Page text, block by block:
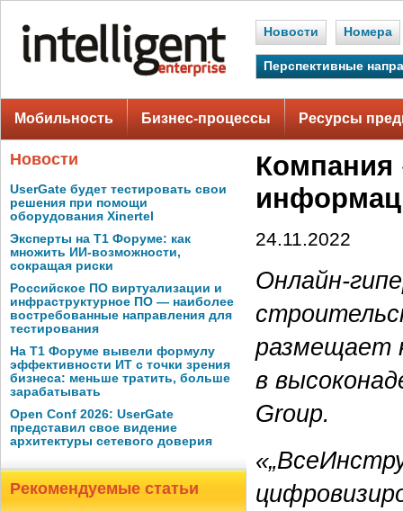
Новости Номера
Перспективные
Мобильность Бизнес-процессы Ресурсы
Новости
UserGate будет тестировать свои
решения при помощи
оборудования Xinertel
Эксперты на Т1 Форуме: как
множить ИИ-возможности,
сокращая риски
Российское ПО виртуализации и
инфраструктурное ПО — наиболее
востребованные направления для
тестирования
На Т1 Форуме вывели формулу
эффективности ИТ с точки зрения
бизнеса: меньше тратить, больше
зарабатывать
Open Conf 2026: UserGate
представил свое видение
архитектуры сетевого доверия
Рекомендуемые статьи
Компания
24.11.2022
Онлайн-
размещает
в
Group.